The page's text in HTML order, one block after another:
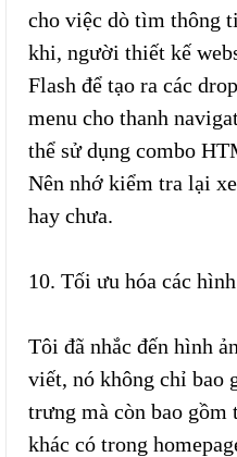
cho việc dò tìm thông
khi, người thiết kế
Flash để tạo ra các
menu cho thanh
thể sử dụng combo
Nên nhớ kiểm tra lại
hay chưa.
10. Tối ưu hóa các
Tôi đã nhắc đến hình
viết, nó không chỉ bao
trưng mà còn bao gồm
khác có trong